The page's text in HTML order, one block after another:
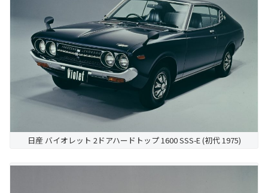
日産 バイオレット 2ドアハードトップ 1600 SSS-E (初代 1975)